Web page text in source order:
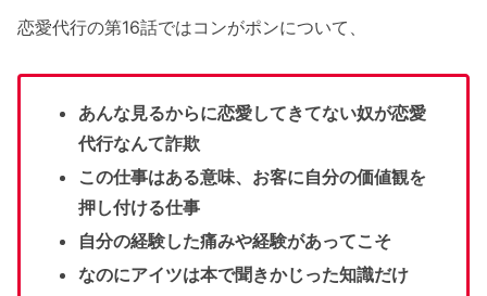
恋愛代行の第16話ではコンがポンについて、
あんな見るからに恋愛してきてない奴が恋愛
代行なんて詐欺
この仕事はある意味、お客に自分の価値観を
押し付ける仕事
自分の経験した痛みや経験があってこそ
なのにアイツは本で聞きかじった知識だけ